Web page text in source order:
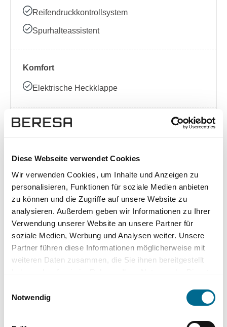
Diese Webseite verwendet Cookies
Wir verwenden Cookies, um Inhalte und Anzeigen zu
personalisieren, Funktionen für soziale Medien anbieten
zu können und die Zugriffe auf unsere Website zu
analysieren. Außerdem geben wir Informationen zu Ihrer
Verwendung unserer Website an unsere Partner für
soziale Medien, Werbung und Analysen weiter. Unsere
Partner führen diese Informationen möglicherweise mit
weiteren Daten zusammen, die Sie ihnen bereitgestellt
haben oder die sie im Rahmen Ihrer Nutzung der Dienste
Cookies, wenn Sie unsere Webseite weiterhin nutzen.
Notwendig
Reifendruckkontrollsystem
Spurhalteassistent
Komfort
Elektrische Heckklappe
Exposé herunterladen [pdf]
Unsere Vorteile
wuddi Leasing Kauf
Versicherung ✔ - -
-